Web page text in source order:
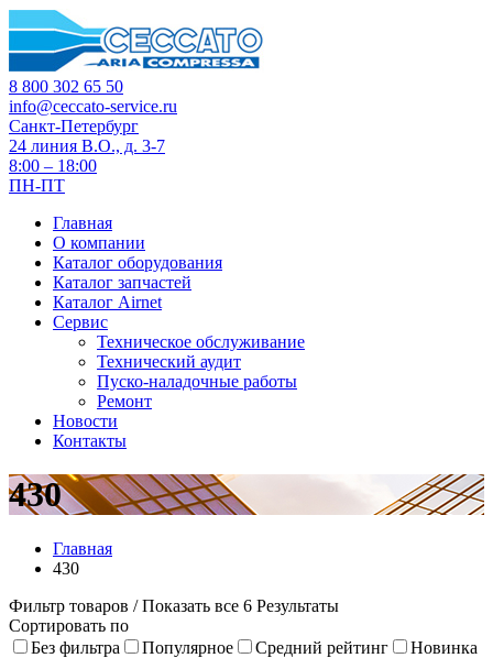
8 800 302 65 50
info@ceccato-service.ru
Санкт-Петербург
24 линия В.О., д. 3-7
8:00 – 18:00
ПН-ПТ
Главная
О компании
Каталог оборудования
Каталог запчастей
Каталог Airnet
Сервис
Техническое обслуживание
Технический аудит
Пуско-наладочные работы
Ремонт
Новости
Контакты
430
Главная
430
Фильтр товаров / Показать все 6 Результаты
Сортировать по
Без фильтра
Популярное Средний рейтинг
Новинка